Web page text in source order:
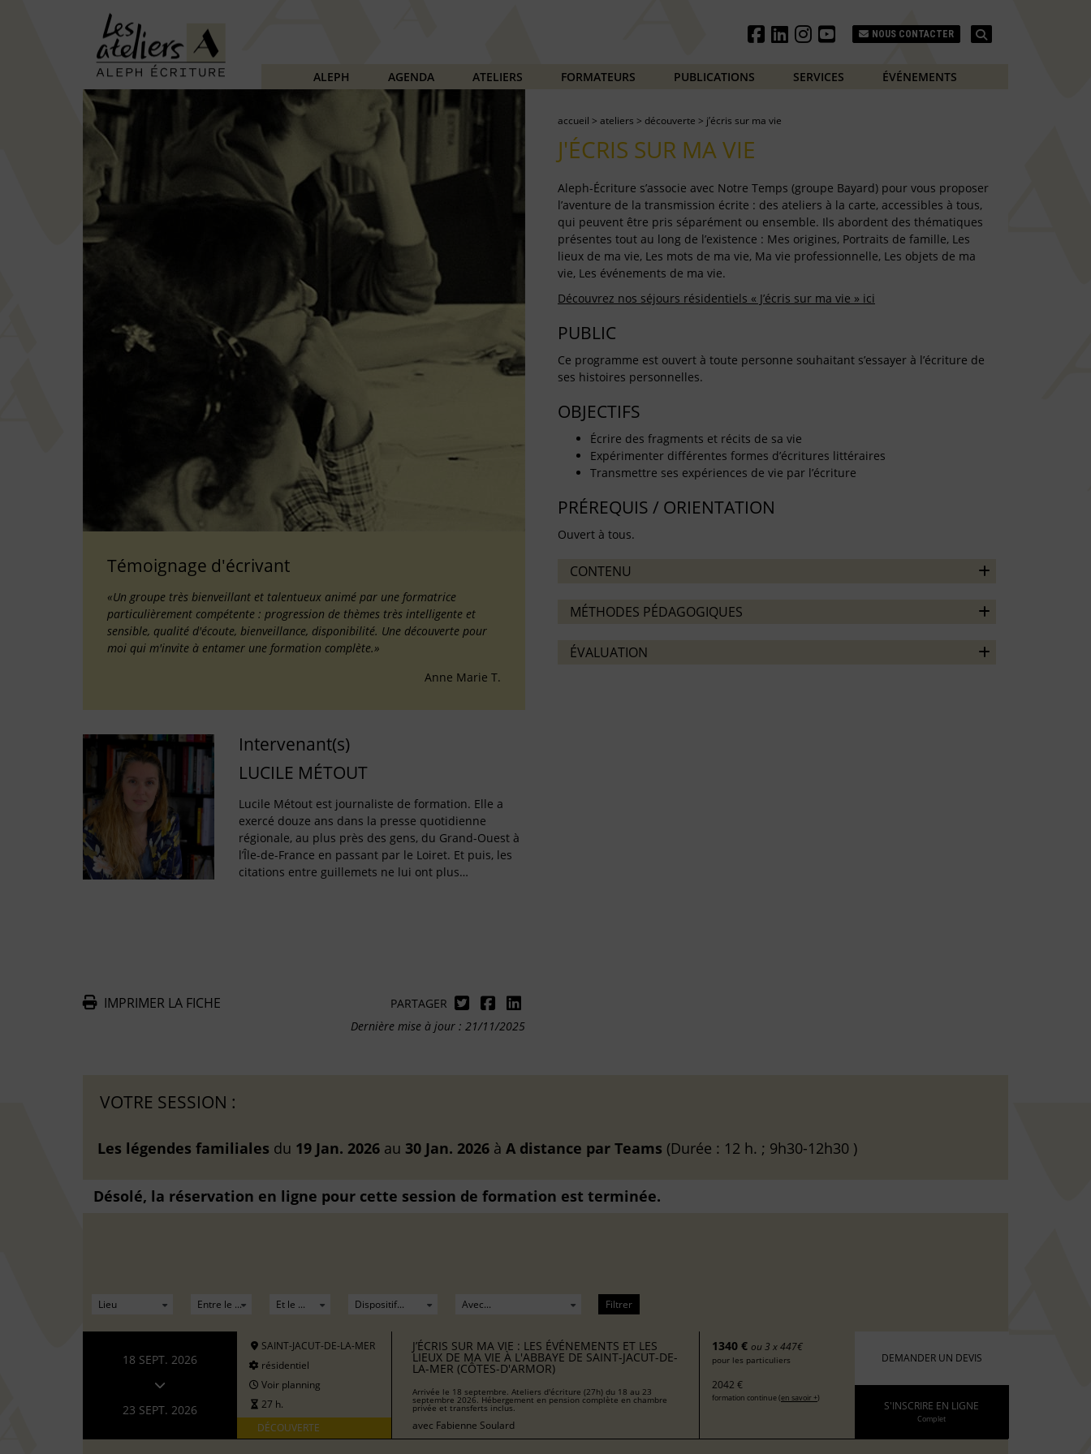
NOUS CONTACTER
ALEPH AGENDA ATELIERS FORMATEURS PUBLICATIONS SERVICES ÉVÉNEMENTS
Témoignage d'écrivant
«Un groupe très bienveillant et talentueux animé par une formatrice
particulièrement compétente : progression de thèmes très intelligente et
sensible, qualité d'écoute, bienveillance, disponibilité. Une découverte pour
moi qui m'invite à entamer une formation complète.»
Anne Marie T.
Intervenant(s)
LUCILE MÉTOUT
Lucile Métout est journaliste de formation. Elle a
exercé douze ans dans la presse quotidienne
régionale, au plus près des gens, du Grand-Ouest à
l’Île-de-France en passant par le Loiret. Et puis, les
citations entre guillemets ne lui ont plus…
IMPRIMER LA FICHE
PARTAGER
Dernière mise à jour : 21/11/2025
accueil > ateliers > découverte > j’écris sur ma vie
J'ÉCRIS SUR MA VIE
Aleph-Écriture s’associe avec Notre Temps (groupe Bayard) pour vous proposer
l’aventure de la transmission écrite : des ateliers à la carte, accessibles à tous,
qui peuvent être pris séparément ou ensemble. Ils abordent des thématiques
présentes tout au long de l’existence : Mes origines, Portraits de famille, Les
lieux de ma vie, Les mots de ma vie, Ma vie professionnelle, Les objets de ma
vie, Les événements de ma vie.
Découvrez nos séjours résidentiels « J’écris sur ma vie » ici
PUBLIC
Ce programme est ouvert à toute personne souhaitant s’essayer à l’écriture de
ses histoires personnelles.
OBJECTIFS
Écrire des fragments et récits de sa vie
Expérimenter différentes formes d’écritures littéraires
Transmettre ses expériences de vie par l’écriture
PRÉREQUIS / ORIENTATION
Ouvert à tous.
CONTENU
MÉTHODES PÉDAGOGIQUES
ÉVALUATION
VOTRE SESSION :
Les légendes familiales du 19 Jan. 2026 au 30 Jan. 2026 à A distance par Teams (Durée : 12 h. ; 9h30-12h30 )
Désolé, la réservation en ligne pour cette session de formation est terminée.
Filtrer
18 SEPT. 2026
23 SEPT. 2026
SAINT-JACUT-DE-LA-MER
résidentiel
Voir planning
27 h.
DÉCOUVERTE
J’ÉCRIS SUR MA VIE : LES ÉVÉNEMENTS ET LES
LIEUX DE MA VIE À L'ABBAYE DE SAINT-JACUT-DE-
LA-MER (CÔTES-D'ARMOR)
Arrivée le 18 septembre. Ateliers d'écriture (27h) du 18 au 23
septembre 2026. Hébergement en pension complète en chambre
privée et transferts inclus.
avec Fabienne Soulard
1340 € ou 3 x 447€
pour les particuliers
2042 €
formation continue (en savoir +)
DEMANDER UN DEVIS
S'INSCRIRE EN LIGNE
Complet